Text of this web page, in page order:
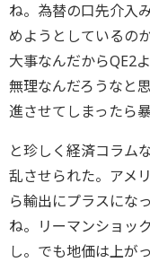
ね。為替の口先介入
めようとしているの
大事なんだからQE2
無理なんだろうなと
進させてしまったら
と珍しく経済コラム
乱させられた。アメ
ら輸出にプラスにな
ね。リーマンショッ
し。でも地価は上が